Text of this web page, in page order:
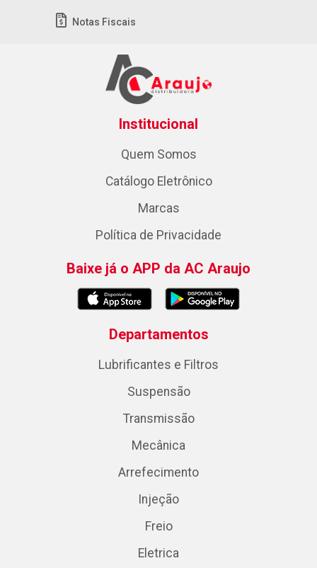
Notas Fiscais
Institucional
Quem Somos
Catálogo Eletrônico
Marcas
Política de Privacidade
Baixe já o APP da AC Araujo
Departamentos
Lubrificantes e Filtros
Suspensão
Transmissão
Mecânica
Arrefecimento
Injeção
Freio
Eletrica